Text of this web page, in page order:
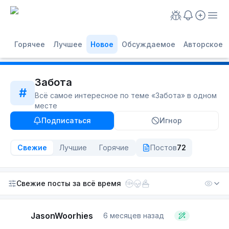
Горячее Лучшее Новое Обсуждаемое Авторское
#
Забота
Всё самое интересное по теме «Забота» в одном
месте
Подписаться
Игнор
Свежие Лучшие Горячие Постов72
Свежие посты за всё время 18+
JasonWoorhies 6 месяцев назад